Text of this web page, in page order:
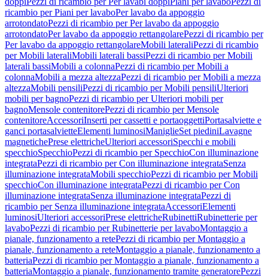
ricambio per Piani per lavaboPer lavabo da appoggio
arrotondatoPezzi di ricambio per Per lavabo da appoggio
arrotondatoPer lavabo da appoggio rettangolarePezzi di ricambio per
Per lavabo da appoggio rettangolareMobili lateraliPezzi di ricambio
per Mobili lateraliMobili laterali bassiPezzi di ricambio per Mobili
laterali bassiMobili a colonnaPezzi di ricambio per Mobili a
colonnaMobili a mezza altezzaPezzi di ricambio per Mobili a mezza
altezzaMobili pensiliPezzi di ricambio per Mobili pensiliUlteriori
mobili per bagnoPezzi di ricambio per Ulteriori mobili per
bagnoMensole contenitorePezzi di ricambio per Mensole
contenitoreAccessoriInserti per cassetti e portaoggettiPortasalviette e
ganci portasalvietteElementi luminosiManiglieSet piediniLavagne
magnetichePrese elettricheUlteriori accessoriSpecchi e mobili
specchioSpecchioPezzi di ricambio per SpecchioCon illuminazione
integrataPezzi di ricambio per Con illuminazione integrataSenza
illuminazione integrataMobili specchioPezzi di ricambio per Mobili
specchioCon illuminazione integrataPezzi di ricambio per Con
illuminazione integrataSenza illuminazione integrataPezzi di
ricambio per Senza illuminazione integrataAccessoriElementi
luminosiUlteriori accessoriPrese elettricheRubinettiRubinetterie per
lavaboPezzi di ricambio per Rubinetterie per lavaboMontaggio a
pianale, funzionamento a retePezzi di ricambio per Montaggio a
pianale, funzionamento a reteMontaggio a pianale, funzionamento a
batteriaPezzi di ricambio per Montaggio a pianale, funzionamento a
batteriaMontaggio a pianale, funzionamento tramite generatorePezzi